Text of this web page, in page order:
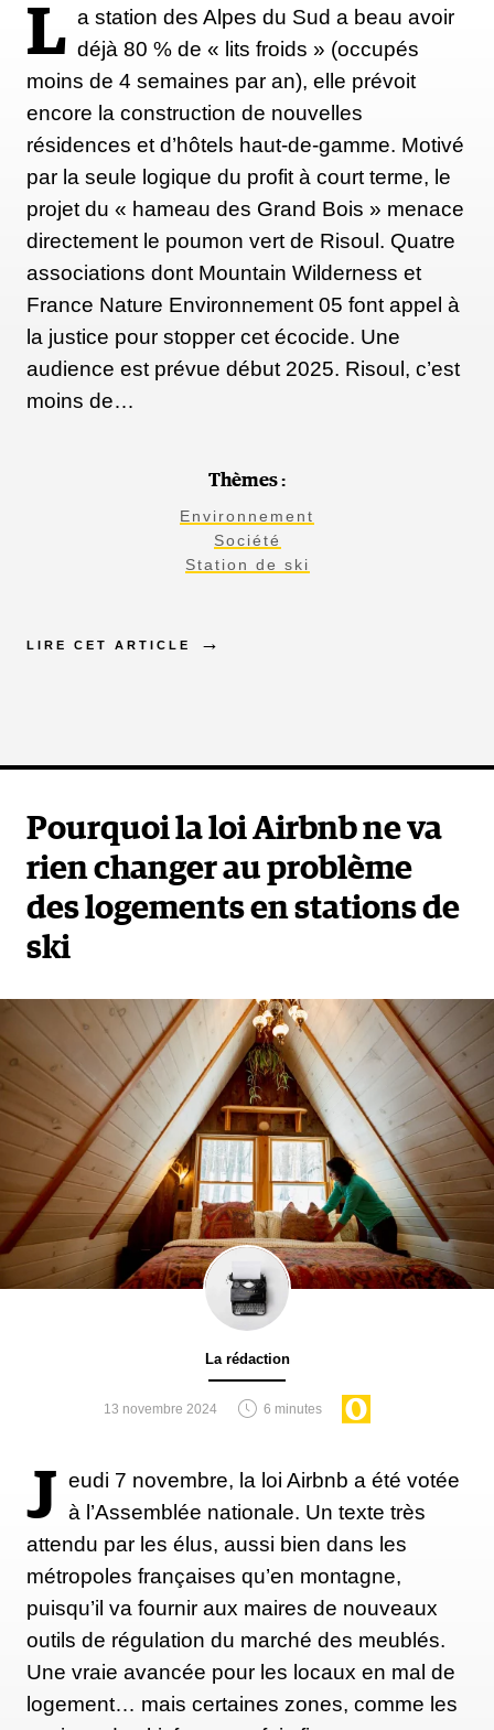
L a station des Alpes du Sud a beau avoir
déjà 80 % de « lits froids » (occupés
moins de 4 semaines par an), elle prévoit
encore la construction de nouvelles
résidences et d’hôtels haut-de-gamme. Motivé
par la seule logique du profit à court terme, le
projet du « hameau des Grand Bois » menace
directement le poumon vert de Risoul. Quatre
associations dont Mountain Wilderness et
France Nature Environnement 05 font appel à
la justice pour stopper cet écocide. Une
audience est prévue début 2025. Risoul, c’est
moins de…
Thèmes :
Environnement
Société
Station de ski
LIRE CET ARTICLE
Pourquoi la loi Airbnb ne va
rien changer au problème
des logements en stations de
ski
La rédaction
13 novembre 2024 6 minutes
J eudi 7 novembre, la loi Airbnb a été votée
à l’Assemblée nationale. Un texte très
attendu par les élus, aussi bien dans les
métropoles françaises qu’en montagne,
puisqu’il va fournir aux maires de nouveaux
outils de régulation du marché des meublés.
Une vraie avancée pour les locaux en mal de
logement… mais certaines zones, comme les